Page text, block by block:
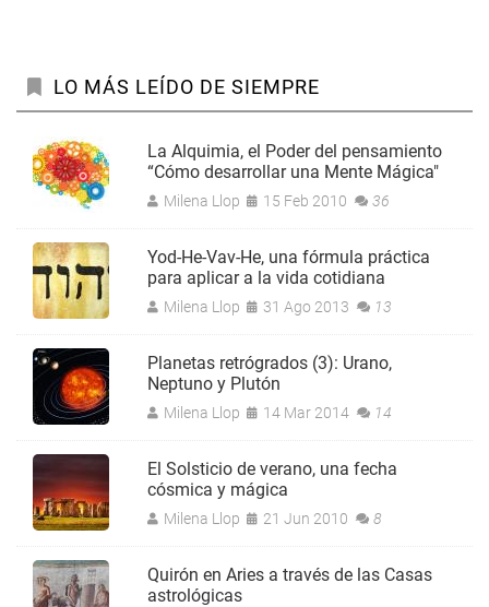
LO MÁS LEÍDO DE SIEMPRE
La Alquimia, el Poder del pensamiento
“Cómo desarrollar una Mente Mágica"
Milena Llop 15 Feb 2010 36
Yod-He-Vav-He, una fórmula práctica
para aplicar a la vida cotidiana
Milena Llop 31 Ago 2013 13
Planetas retrógrados (3): Urano,
Neptuno y Plutón
Milena Llop 14 Mar 2014 14
El Solsticio de verano, una fecha
cósmica y mágica
Milena Llop 21 Jun 2010 8
Quirón en Aries a través de las Casas
astrológicas